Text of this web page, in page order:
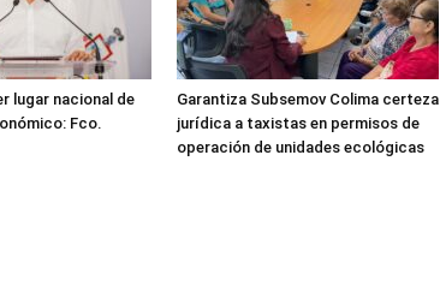
lugar nacional de
Fco.
Garantiza Subsemov Colima certeza
jurídica a taxistas en permisos de
operación de unidades ecológicas